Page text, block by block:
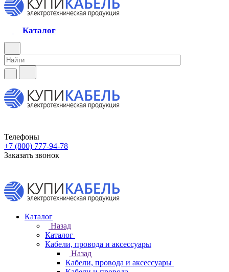
Каталог
Телефоны
+7 (800) 777-94-78
Заказать звонок
Каталог
Назад
Каталог
Кабели, провода и аксессуары
Назад
Кабели, провода и аксессуары